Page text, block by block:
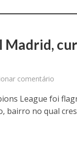
Madrid,
comentário
League foi
bairro no qual